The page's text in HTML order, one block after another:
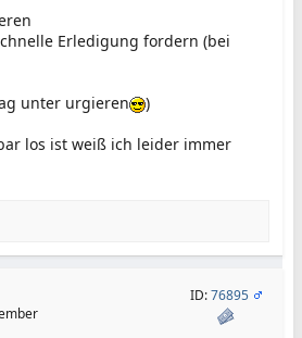
Erledigung fordern (bei
unter urgieren
)
los ist weiß ich leider immer
ID:76895